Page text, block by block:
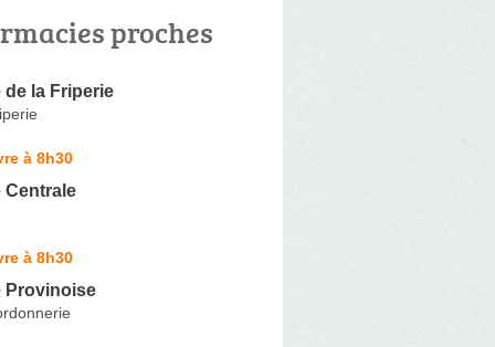
proches
de la Friperie
à 8h30
Centrale
à 8h30
Provinoise